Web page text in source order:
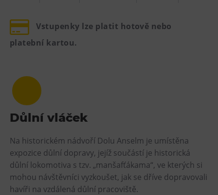
Vstupenky lze platit hotově nebo
platební kartou.
Důlní vláček
Na historickém nádvoří Dolu Anselm je umístěna
expozice důlní dopravy, jejíž součástí je historická
důlní lokomotiva s tzv. „manšafťákama“, ve kterých si
mohou návštěvníci vyzkoušet, jak se dříve dopravovali
havíři na vzdálená důlní pracoviště.